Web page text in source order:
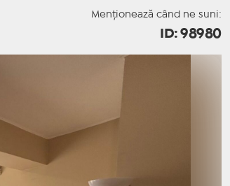
Menționează când ne suni:
ID: 98980